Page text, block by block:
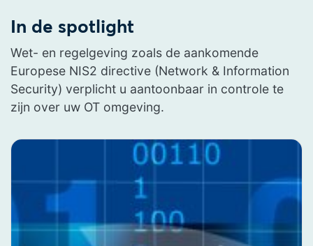
In de spotlight
Wet- en regelgeving zoals de aankomende
Europese NIS2 directive (Network & Information
Security) verplicht u aantoonbaar in controle te
zijn over uw OT omgeving.